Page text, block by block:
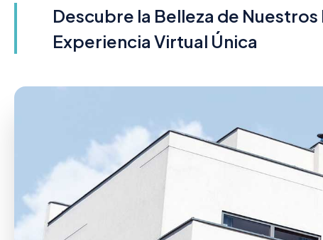
Descubre la Belleza de
Experiencia Virtual Única